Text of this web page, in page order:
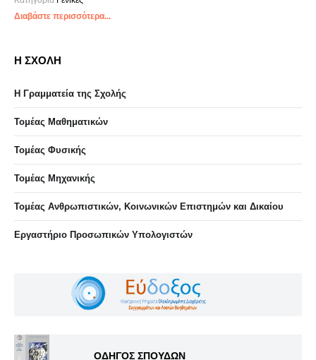
Διαβάστε περισσότερα...
Η ΣΧΟΛΗ
Η Γραμματεία της Σχολής
Τομέας Μαθηματικών
Τομέας Φυσικής
Τομέας Μηχανικής
Τομέας Ανθρωπιστικών, Κοινωνικών Επιστημών και Δικαίου
Eργαστήριo Προσωπικών Υπολογιστών
ΟΔΗΓΟΣ ΣΠΟΥΔΩΝ